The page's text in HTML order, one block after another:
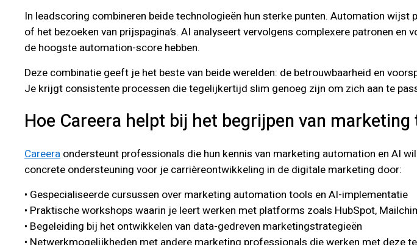
In leadscoring combineren beide technologieën hun sterke punten. Automation
of het bezoeken van prijspagina’s. AI analyseert vervolgens complexere patronen
de hoogste automation-score hebben.
Deze combinatie geeft je het beste van beide werelden: de betrouwbaarheid en
Je krijgt consistente processen die tegelijkertijd slim genoeg zijn om zich aan te
Hoe Careera helpt bij het begrijpen van
Careera ondersteunt professionals die hun kennis van marketing automation en AI
concrete ondersteuning voor je carrièreontwikkeling in de digitale marketing door:
• Gespecialiseerde cursussen over marketing automation tools en AI-implementatie
• Praktische workshops waarin je leert werken met platforms zoals HubSpot,
• Begeleiding bij het ontwikkelen van data-gedreven marketingstrategieën